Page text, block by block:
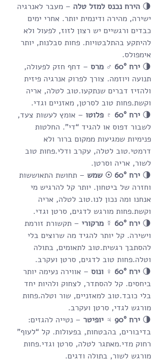
🌗 הירח נכנס למזל טלה – מעבר לאנרגיה
ישירה, מהירה ודינמית יותר. אחרי ימים
כבדים ורגשיים יש רצון לזוז, לפעול ולא
להיתקע בהתלבטויות. פחות סבלנות, יותר
אימפולס.
🌗 ירח 60° ♂ מרס
– דחף חזק לפעולה,
תנועה ויוזמה. צורך לפרוק אנרגיה פיזית
ולהזיז דברים שנתקעו.טוב לטלה, אריה
וקשת.פחות טוב לסרטן, מאזניים וגדי.
🌗 ירח 60° ♇ פלוטו
– אומץ לעשות צעד,
לשבור דפוס או להגיד “די”. החלטות
פנימיות שמגיעות ממקום ברור ולא
דרמטי.טוב לטלה, עקרב ודלי.פחות טוב
לשור, אריה וסרטן.
🌗 ירח 60° ☉ שמש
– תחושת התאוששות
וחזרה של ביטחון. יותר קל להרגיש מי
אנחנו ומה נכון לנו.טוב לטלה, אריה
וקשת.פחות מורגש לדגים, סרטן וגדי.
🌗 ירח 60° ☿ מרקורי
– תקשורת זורמת
וישירה. קל יותר להגיד מה שרוצים בלי
להסתבך רגשית.טוב לתאומים, בתולה
וטלה.פחות טוב לדגים, סרטן ועקרב.
🌗 ירח 60° ♀ ונוס
– אווירה נעימה יותר
ביחסים. קל להסתדר, לצחוק ולהיות יחד
בלי כובד.טוב למאזניים, שור וטלה.פחות
מורגש לגדי, סרטן ועקרב.
🌗 ירח 90° ♃ יופיטר
– נטייה להגזים:
בדיבורים, בהבטחות, בפעולות. קל “לעוף”
רחוק מדי.מאתגר לטלה, סרטן וגדי.פחות
מורגש לשור, בתולה ודגים.